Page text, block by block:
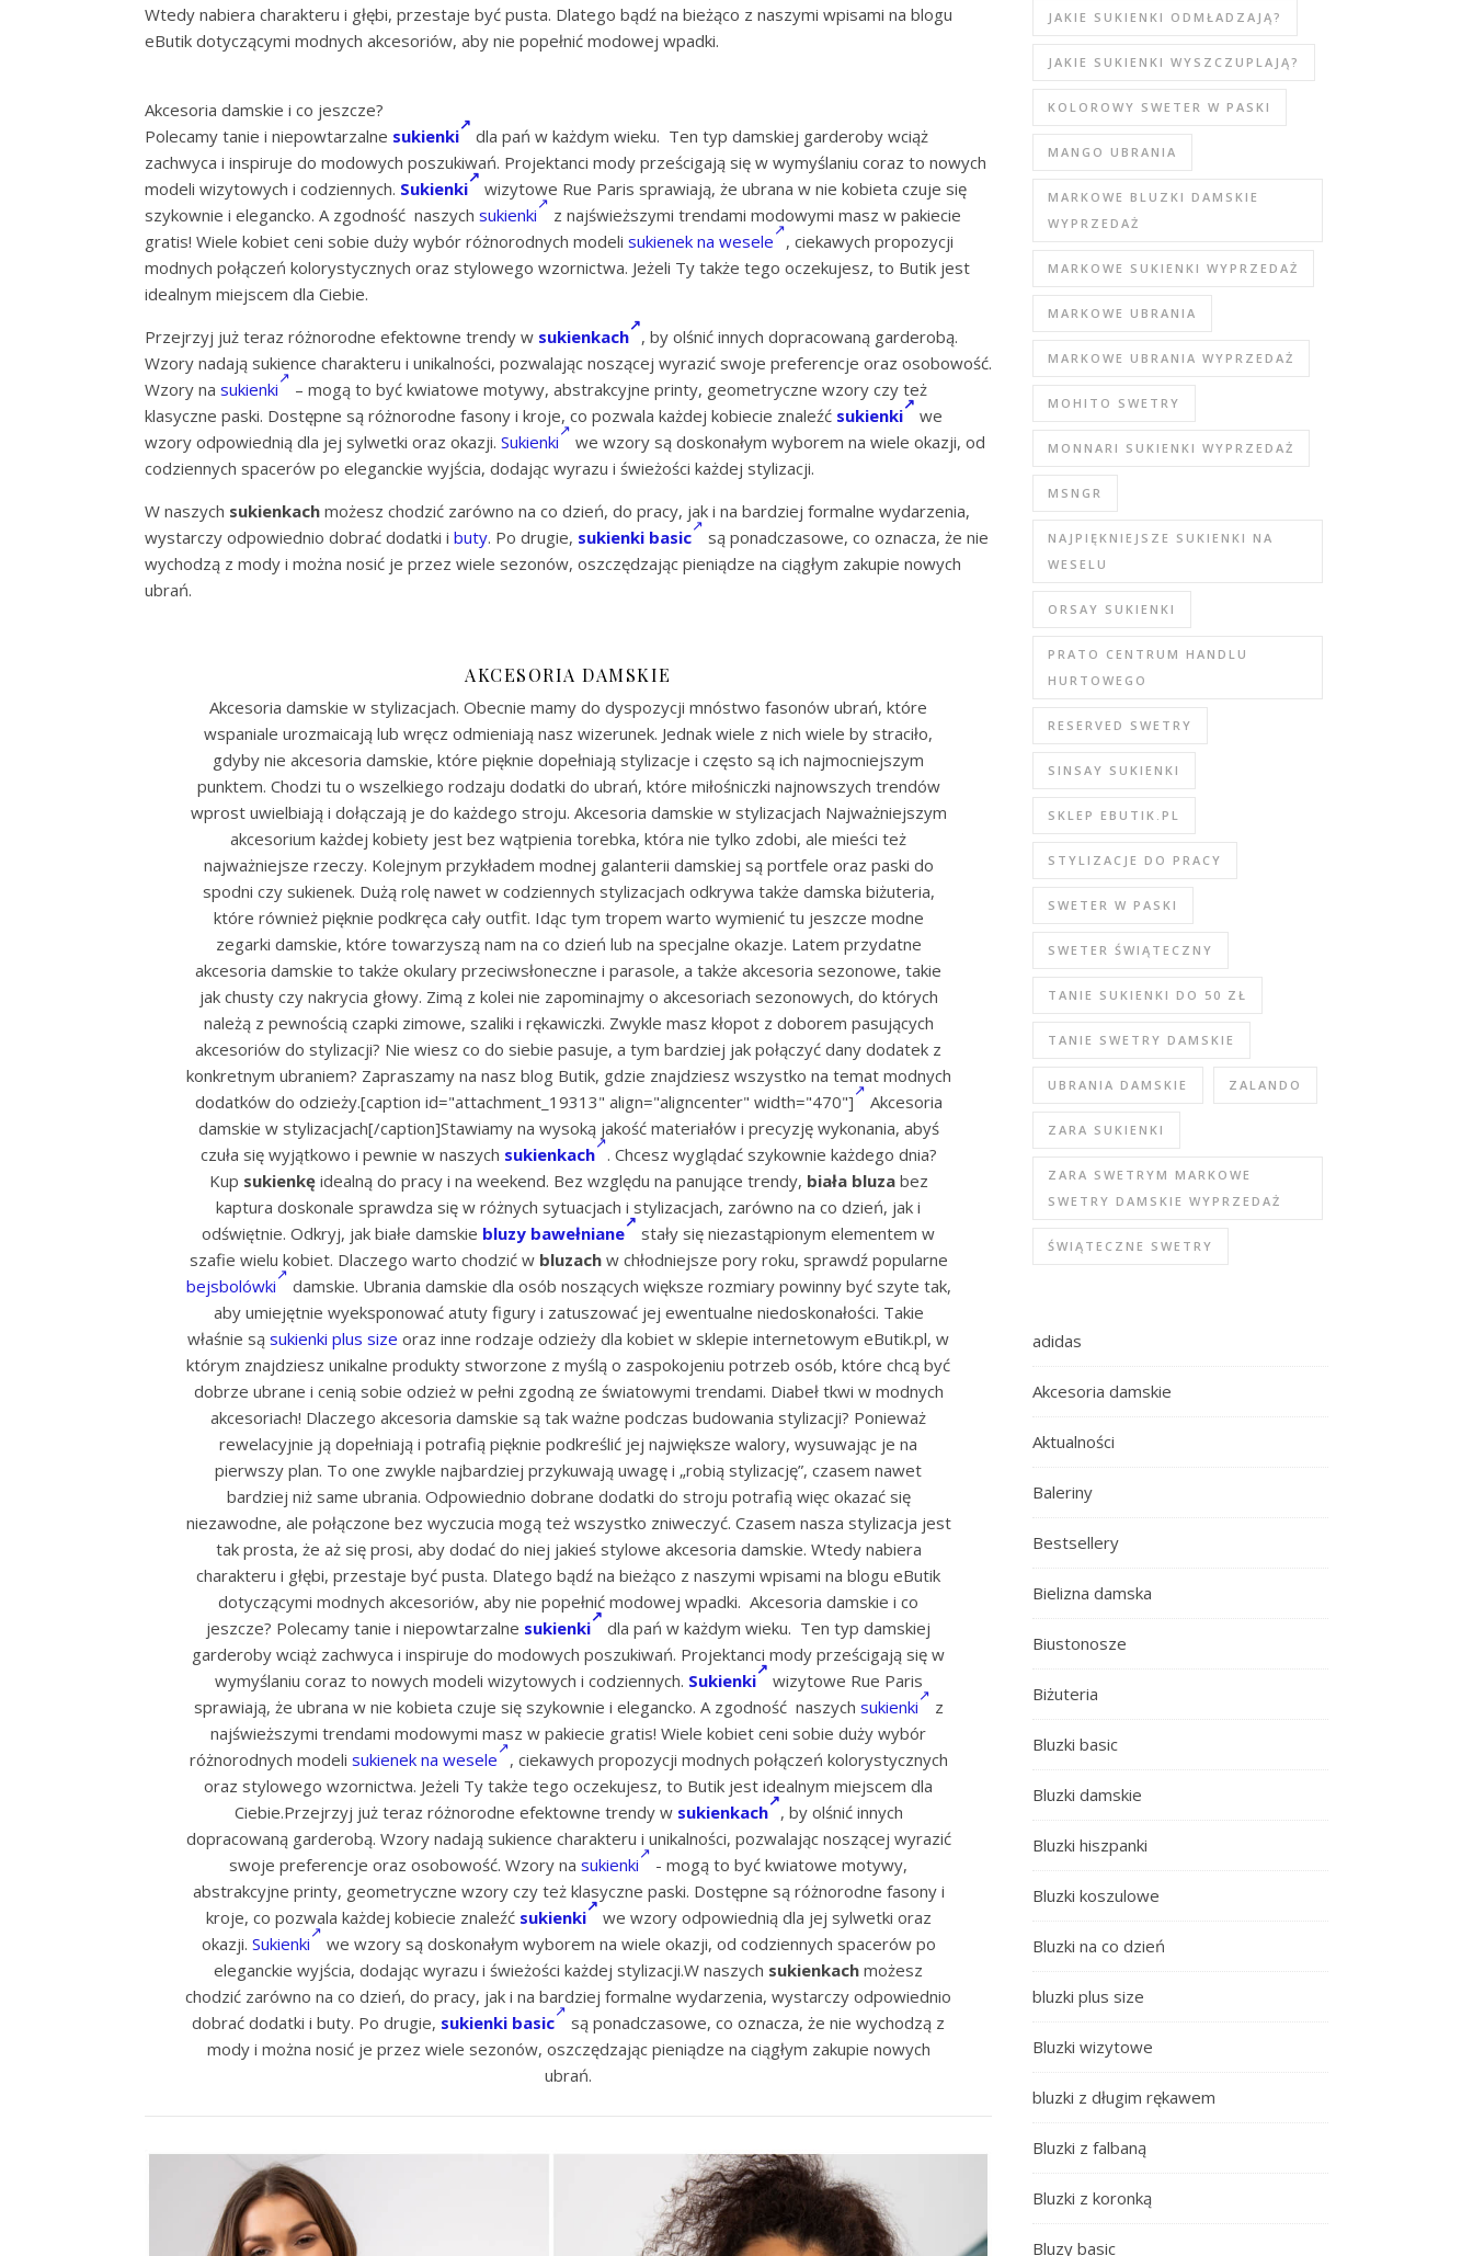
Wtedy nabiera charakteru i głębi, przestaje być pusta. Dlatego bądź na bieżąco z naszymi wpisami na blogu
eButik dotyczącymi modnych akcesoriów, aby nie popełnić modowej wpadki.
Akcesoria damskie i co jeszcze?
Polecamy tanie i niepowtarzalne sukienki
dla pań w każdym wieku. Ten typ damskiej garderoby wciąż
zachwyca i inspiruje do modowych poszukiwań. Projektanci mody prześcigają się w wymyślaniu coraz to nowych
modeli wizytowych i codziennych. Sukienki
wizytowe Rue Paris sprawiają, że ubrana w nie kobieta czuje się
szykownie i elegancko. A zgodność naszych sukienki
z najświeższymi trendami modowymi masz w pakiecie
gratis! Wiele kobiet ceni sobie duży wybór różnorodnych modeli sukienek na wesele
, ciekawych propozycji
modnych połączeń kolorystycznych oraz stylowego wzornictwa. Jeżeli Ty także tego oczekujesz, to Butik jest
idealnym miejscem dla Ciebie.
Przejrzyj już teraz różnorodne efektowne trendy w sukienkach , by olśnić innych dopracowaną garderobą.
Wzory nadają sukience charakteru i unikalności, pozwalając noszącej wyrazić swoje preferencje oraz osobowość.
Wzory na sukienki
– mogą to być kwiatowe motywy, abstrakcyjne printy, geometryczne wzory czy też
klasyczne paski. Dostępne są różnorodne fasony i kroje, co pozwala każdej kobiecie znaleźć sukienki
we
wzory odpowiednią dla jej sylwetki oraz okazji. Sukienki
we wzory są doskonałym wyborem na wiele okazji, od
codziennych spacerów po eleganckie wyjścia, dodając wyrazu i świeżości każdej stylizacji.
W naszych sukienkach możesz chodzić zarówno na co dzień, do pracy, jak i na bardziej formalne wydarzenia,
wystarczy odpowiednio dobrać dodatki i buty. Po drugie, sukienki basic
są ponadczasowe, co oznacza, że nie
wychodzą z mody i można nosić je przez wiele sezonów, oszczędzając pieniądze na ciągłym zakupie nowych
ubrań.
AKCESORIA DAMSKIE
Akcesoria damskie w stylizacjach. Obecnie mamy do dyspozycji mnóstwo fasonów ubrań, które
wspaniale urozmaicają lub wręcz odmieniają nasz wizerunek. Jednak wiele z nich wiele by straciło,
gdyby nie akcesoria damskie, które pięknie dopełniają stylizacje i często są ich najmocniejszym
punktem. Chodzi tu o wszelkiego rodzaju dodatki do ubrań, które miłośniczki najnowszych trendów
wprost uwielbiają i dołączają je do każdego stroju. Akcesoria damskie w stylizacjach Najważniejszym
akcesorium każdej kobiety jest bez wątpienia torebka, która nie tylko zdobi, ale mieści też
najważniejsze rzeczy. Kolejnym przykładem modnej galanterii damskiej są portfele oraz paski do
spodni czy sukienek. Dużą rolę nawet w codziennych stylizacjach odkrywa także damska biżuteria,
które również pięknie podkręca cały outfit. Idąc tym tropem warto wymienić tu jeszcze modne
zegarki damskie, które towarzyszą nam na co dzień lub na specjalne okazje. Latem przydatne
akcesoria damskie to także okulary przeciwsłoneczne i parasole, a także akcesoria sezonowe, takie
jak chusty czy nakrycia głowy. Zimą z kolei nie zapominajmy o akcesoriach sezonowych, do których
należą z pewnością czapki zimowe, szaliki i rękawiczki. Zwykle masz kłopot z doborem pasujących
akcesoriów do stylizacji? Nie wiesz co do siebie pasuje, a tym bardziej jak połączyć dany dodatek z
konkretnym ubraniem? Zapraszamy na nasz blog Butik, gdzie znajdziesz wszystko na temat modnych
dodatków do odzieży.[caption id="attachment_19313" align="aligncenter" width="470"]
Akcesoria
damskie w stylizacjach[/caption]Stawiamy na wysoką jakość materiałów i precyzję wykonania, abyś
czuła się wyjątkowo i pewnie w naszych sukienkach . Chcesz wyglądać szykownie każdego dnia?
Kup sukienkęidealną do pracy i na weekend. Bez względu na panujące trendy, biała bluza bez
kaptura doskonale sprawdza się w różnych sytuacjach i stylizacjach, zarówno na co dzień, jak i
odświętnie. Odkryj, jak białe damskie bluzy bawełniane
stały się niezastąpionym elementem w
szafie wielu kobiet. Dlaczego warto chodzić w bluzachw chłodniejsze pory roku, sprawdź popularne
bejsbolówki
damskie. Ubrania damskie dla osób noszących większe rozmiary powinny być szyte tak,
aby umiejętnie wyeksponować atuty figury i zatuszować jej ewentualne niedoskonałości. Takie
właśnie są sukienki plus size oraz inne rodzaje odzieży dla kobiet w sklepie internetowym eButik.pl, w
którym znajdziesz unikalne produkty stworzone z myślą o zaspokojeniu potrzeb osób, które chcą być
dobrze ubrane i cenią sobie odzież w pełni zgodną ze światowymi trendami. Diabeł tkwi w modnych
akcesoriach! Dlaczego akcesoria damskie są tak ważne podczas budowania stylizacji? Ponieważ
rewelacyjnie ją dopełniają i potrafią pięknie podkreślić jej największe walory, wysuwając je na
pierwszy plan. To one zwykle najbardziej przykuwają uwagę i „robią stylizację”, czasem nawet
bardziej niż same ubrania. Odpowiednio dobrane dodatki do stroju potrafią więc okazać się
niezawodne, ale połączone bez wyczucia mogą też wszystko zniweczyć. Czasem nasza stylizacja jest
tak prosta, że aż się prosi, aby dodać do niej jakieś stylowe akcesoria damskie. Wtedy nabiera
charakteru i głębi, przestaje być pusta. Dlatego bądź na bieżąco z naszymi wpisami na blogu eButik
dotyczącymi modnych akcesoriów, aby nie popełnić modowej wpadki. Akcesoria damskie i co
jeszcze? Polecamy tanie i niepowtarzalne sukienki
dla pań w każdym wieku. Ten typ damskiej
garderoby wciąż zachwyca i inspiruje do modowych poszukiwań. Projektanci mody prześcigają się w
wymyślaniu coraz to nowych modeli wizytowych i codziennych. Sukienki
wizytowe Rue Paris
sprawiają, że ubrana w nie kobieta czuje się szykownie i elegancko. A zgodność naszych sukienki
z
najświeższymi trendami modowymi masz w pakiecie gratis! Wiele kobiet ceni sobie duży wybór
różnorodnych modeli sukienek na wesele
, ciekawych propozycji modnych połączeń kolorystycznych
oraz stylowego wzornictwa. Jeżeli Ty także tego oczekujesz, to Butik jest idealnym miejscem dla
Ciebie.Przejrzyj już teraz różnorodne efektowne trendy w sukienkach
, by olśnić innych
dopracowaną garderobą. Wzory nadają sukience charakteru i unikalności, pozwalając noszącej wyrazić
swoje preferencje oraz osobowość. Wzory na sukienki
- mogą to być kwiatowe motywy,
abstrakcyjne printy, geometryczne wzory czy też klasyczne paski. Dostępne są różnorodne fasony i
kroje, co pozwala każdej kobiecie znaleźć sukienki
we wzory odpowiednią dla jej sylwetki oraz
okazji. Sukienki
we wzory są doskonałym wyborem na wiele okazji, od codziennych spacerów po
eleganckie wyjścia, dodając wyrazu i świeżości każdej stylizacji.W naszych sukienkach możesz
chodzić zarówno na co dzień, do pracy, jak i na bardziej formalne wydarzenia, wystarczy odpowiednio
dobrać dodatki i buty. Po drugie, sukienki basic
są ponadczasowe, co oznacza, że nie wychodzą z
mody i można nosić je przez wiele sezonów, oszczędzając pieniądze na ciągłym zakupie nowych
ubrań.
JAKIE SUKIENKI ODMŁADZAJĄ?
JAKIE SUKIENKI WYSZCZUPLAJĄ?
KOLOROWY SWETER W PASKI
MANGO UBRANIA
MARKOWE BLUZKI DAMSKIE
WYPRZEDAŻ
MARKOWE SUKIENKI WYPRZEDAŻ
MARKOWE UBRANIA
MARKOWE UBRANIA WYPRZEDAŻ
MOHITO SWETRY
MONNARI SUKIENKI WYPRZEDAŻ
MSNGR
NAJPIĘKNIEJSZE SUKIENKI NA
WESELU
ORSAY SUKIENKI
PRATO CENTRUM HANDLU
HURTOWEGO
RESERVED SWETRY
SINSAY SUKIENKI
SKLEP EBUTIK.PL
STYLIZACJE DO PRACY
SWETER W PASKI
SWETER ŚWIĄTECZNY
TANIE SUKIENKI DO 50 ZŁ
TANIE SWETRY DAMSKIE
UBRANIA DAMSKIE ZALANDO
ZARA SUKIENKI
ZARA SWETRYM MARKOWE
SWETRY DAMSKIE WYPRZEDAŻ
ŚWIĄTECZNE SWETRY
adidas
Akcesoria damskie
Aktualności
Baleriny
Bestsellery
Bielizna damska
Biustonosze
Biżuteria
Bluzki basic
Bluzki damskie
Bluzki hiszpanki
Bluzki koszulowe
Bluzki na co dzień
bluzki plus size
Bluzki wizytowe
bluzki z długim rękawem
Bluzki z falbaną
Bluzki z koronką
Bluzy basic